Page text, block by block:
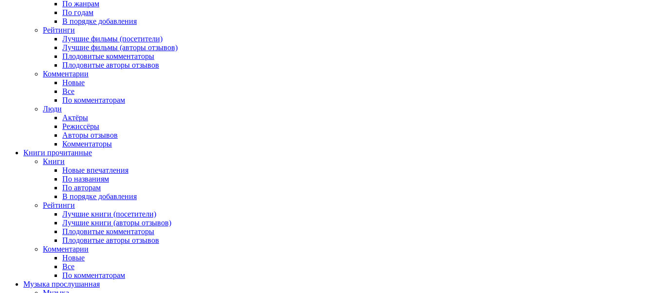
По жанрам
По годам
В порядке добавления
Рейтинги
Лучшие фильмы (посетители)
Лучшие фильмы (авторы отзывов)
Плодовитые комментаторы
Плодовитые авторы отзывов
Комментарии
Новые
Все
По комментаторам
Люди
Актёры
Режиссёры
Авторы отзывов
Комментаторы
Книги прочитанные
Книги
Новые впечатления
По названиям
По авторам
В порядке добавления
Рейтинги
Лучшие книги (посетители)
Лучшие книги (авторы отзывов)
Плодовитые комментаторы
Плодовитые авторы отзывов
Комментарии
Новые
Все
По комментаторам
Музыка прослушанная